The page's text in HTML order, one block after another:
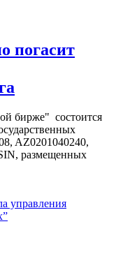
погасит
бирже" состоится
AZ0201040240,
размещенных